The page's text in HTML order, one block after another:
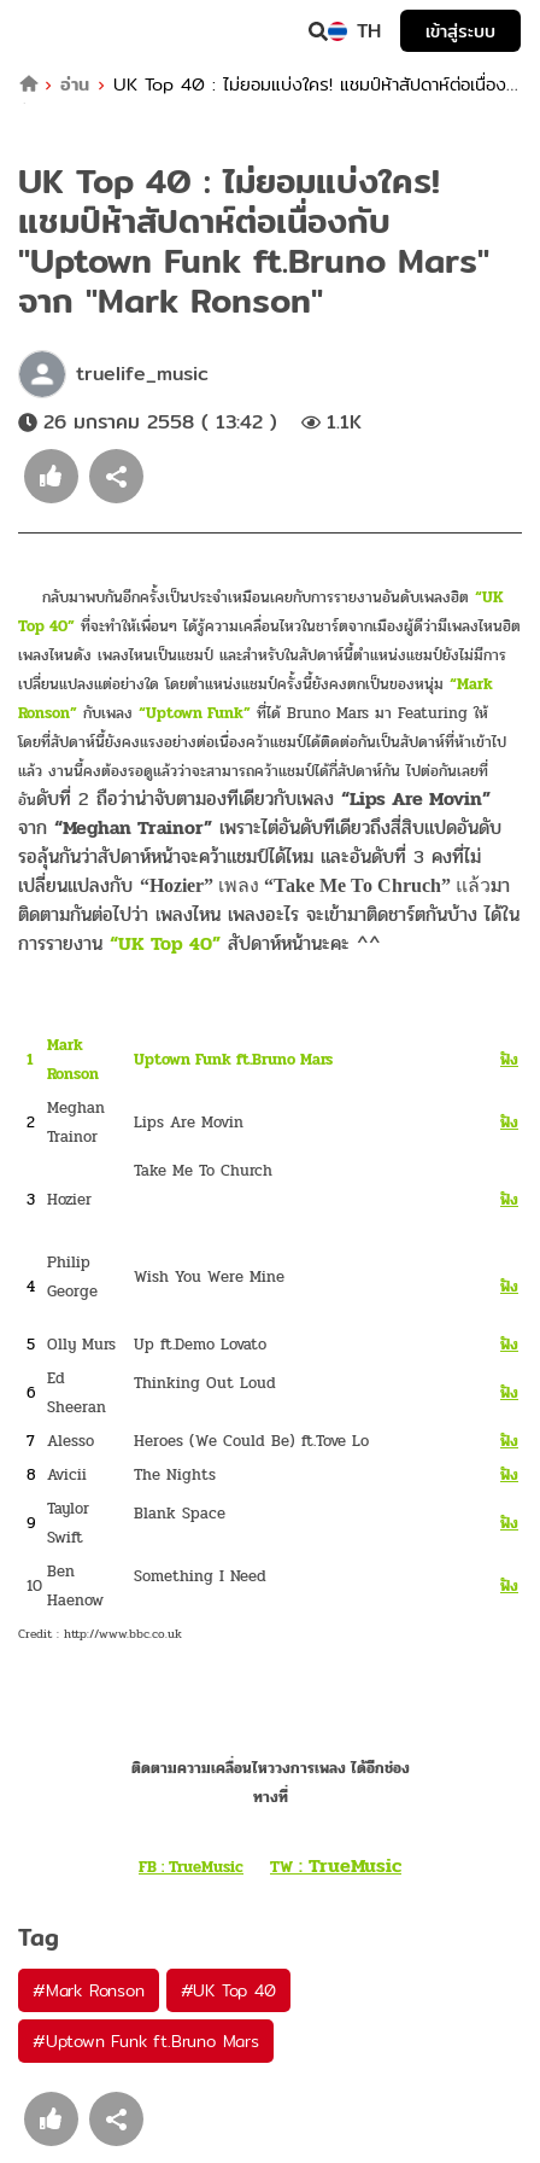
TH
เข้าสู่ระบบ
อ่าน
UK Top 40 : ไม่ยอมแบ่งใคร! แชมป์ห้าสัปดาห์ต่อเนื่อง
กับ "Uptown Funk ft.Bruno Mars" จาก "Mark Ronson"
UK Top 40 : ไม่ยอมแบ่งใคร!
แชมป์ห้าสัปดาห์ต่อเนื่องกับ
"Uptown Funk ft.Bruno Mars"
จาก "Mark Ronson"
truelife_music
26 มกราคม 2558 ( 13:42 )
1.1K
กลับมาพบกันอีกครั้งเป็นประจำเหมือนเคยกับการรายงานอันดับเพลงฮิต “UK
Top 40” ที่จะทำให้เพื่อนๆ ได้รู้ความเคลื่อนไหวในชาร์ตจากเมืองผู้ดีว่ามีเพลงไหนฮิต
เพลงไหนดัง เพลงไหนเป็นแชมป์ และสำหรับในสัปดาห์นี้ตำแหน่งแชมป์ยังไม่มีการ
เปลี่ยนแปลงแต่อย่างใด โดยตำแหน่งแชมป์ครั้งนี้ยังคงตกเป็นของหนุ่ม “Mark
Ronson” กับเพลง “Uptown Funk” ที่ได้ Bruno Mars มา Featuring ให้
โดยที่สัปดาห์นี้ยังคงแรงอย่างต่อเนื่องคว้าแชมป์ได้ติดต่อกันเป็นสัปดาห์ที่ห้าเข้าไป
แล้ว งานนี้คงต้องรอดูแล้วว่าจะสามารถคว้าแชมป์ได้กี่สัปดาห์กัน ไปต่อกันเลยที่
อันดับที่ 2 ถือว่าน่าจับตามองทีเดียวกับเพลง “Lips Are Movin”
จาก “Meghan Trainor” เพราะไต่อันดับทีเดียวถึงสี่สิบแปดอันดับ
รอลุ้นกันว่าสัปดาห์หน้าจะคว้าแชมป์ได้ไหม และอันดับที่ 3 คงที่ไม่
เปลี่ยนแปลงกับ “Hozier” เพลง “Take Me To Chruch” แล้วมา
ติดตามกันต่อไปว่า เพลงไหน เพลงอะไร จะเข้ามาติดชาร์ตกันบ้าง ได้ใน
การรายงาน “UK Top 40” สัปดาห์หน้านะคะ ^^
1
Mark
Ronson
Uptown Funk ft.Bruno Mars ฟัง
2
Meghan
Trainor
Lips Are Movin ฟัง
3 Hozier
Take Me To Church
ฟัง
4
Philip
George
Wish You Were Mine ฟัง
5 Olly Murs Up ft.Demo Lovato ฟัง
6
Ed
Sheeran
Thinking Out Loud ฟัง
7 Alesso Heroes (We Could Be) ft.Tove Lo ฟัง
8 Avicii The Nights ฟัง
9
Taylor
Swift
Blank Space ฟัง
10
Ben
Haenow
Something I Need ฟัง
Credit : http://www.bbc.co.uk
ติดตามความเคลื่อนไหววงการเพลง ได้อีกช่อง
ทางที่
FB : TrueMusic TW : TrueMusic
Tag
#Mark Ronson #UK Top 40
#Uptown Funk ft.Bruno Mars